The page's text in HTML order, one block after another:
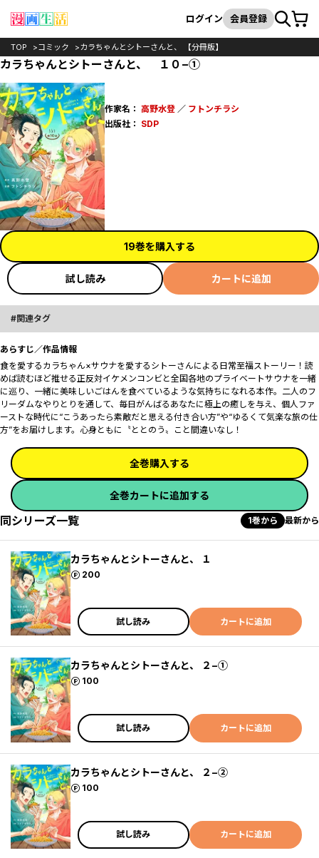
検索
ログイン 会員登録カート
TOP コミック カラちゃんとシトーさんと、 【分冊版】
カラちゃんとシトーさんと、 １０−①
作家名： 高野水登／ フトンチラシ
出版社： SDP
19巻を購入する
試し読み カートに追加
関連タグ
あらすじ／作品情報
食を愛するカラちゃん×サウナを愛するシトーさんによる日常至福ストーリー！読
めば読むほど推せる正反対イケメンコンビと全国各地のプライベートサウナを一緒
に巡り、一緒に美味しいごはんを食べているような気持ちになれる本作。二人のフ
リーダムなやりとりを通して、毎日がんばるあなたに極上の癒しを与え、個人ファ
ーストな時代に“こうあったら素敵だと思える付き合い方”や“ゆるくて気楽な旅の仕
方”をお届けします。心身ともに〝ととのう〟こと間違いなし！
全巻購入する
全巻カートに追加する
同シリーズ一覧 1巻から 最新から
カラちゃんとシトーさんと、 １
200
ポイント
試し読み カートに追加
カラちゃんとシトーさんと、 ２−①
100
ポイント
試し読み カートに追加
カラちゃんとシトーさんと、 ２−②
100
ポイント
試し読み カートに追加